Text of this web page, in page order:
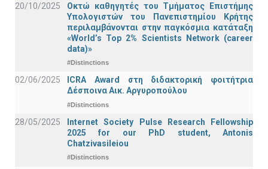
20/10/2025
Οκτώ καθηγητές του Τμήματος Επιστήμης
Υπολογιστών του Πανεπιστημίου Κρήτης
περιλαμβάνονται στην παγκόσμια κατάταξη
«World’s Top 2% Scientists Network (career
data)»
#Distinctions
02/06/2025
ICRA Award στη διδακτορική φοιτήτρια
Δέσποινα Αικ. Αργυροπούλου
#Distinctions
28/05/2025
Internet Society Pulse Research Fellowship
2025 for our PhD student, Antonis
Chatzivasileiou
#Distinctions